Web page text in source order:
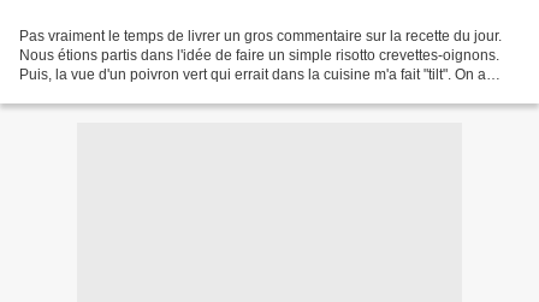
Pas vraiment le temps de livrer un gros commentaire sur la recette du jour.
Nous étions partis dans l'idée de faire un simple risotto crevettes-oignons.
Puis, la vue d'un poivron vert qui errait dans la cuisine m'a fait "tilt". On a